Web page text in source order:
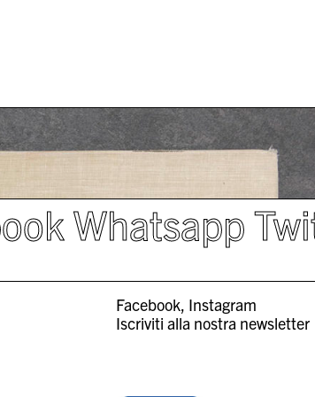
Whatsapp
Facebook Instagram
Iscriviti alla nostra newsletter